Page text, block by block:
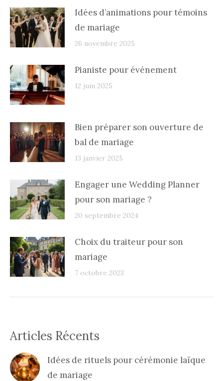
Idées d’animations pour témoins
de mariage
26 novembre 2025
Pianiste pour événement
12 juin 2025
Bien préparer son ouverture de
bal de mariage
13 janvier 2025
Engager une Wedding Planner
pour son mariage ?
20 septembre 2024
Choix du traiteur pour son
mariage
7 octobre 2023
Articles Récents
Idées de rituels pour cérémonie laïque
de mariage